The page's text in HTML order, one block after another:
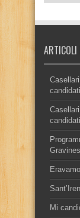
ARTICOLI
Mi